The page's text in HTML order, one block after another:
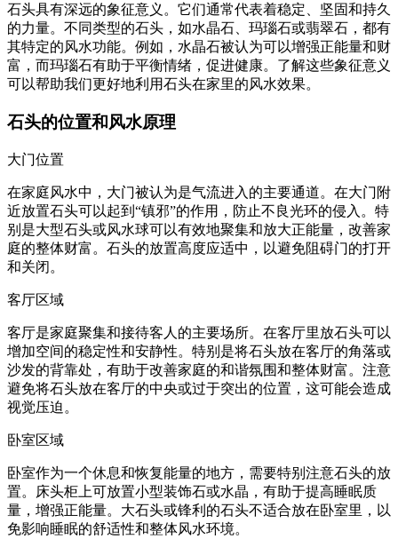
石头具有深远的象征意义。它们通常代表着稳定、坚固和持久
的力量。不同类型的石头，如水晶石、玛瑙石或翡翠石，都有
其特定的风水功能。例如，水晶石被认为可以增强正能量和财
富，而玛瑙石有助于平衡情绪，促进健康。了解这些象征意义
可以帮助我们更好地利用石头在家里的风水效果。
石头的位置和风水原理
大门位置
在家庭风水中，大门被认为是气流进入的主要通道。在大门附
近放置石头可以起到“镇邪”的作用，防止不良光环的侵入。特
别是大型石头或风水球可以有效地聚集和放大正能量，改善家
庭的整体财富。石头的放置高度应适中，以避免阻碍门的打开
和关闭。
客厅区域
客厅是家庭聚集和接待客人的主要场所。在客厅里放石头可以
增加空间的稳定性和安静性。特别是将石头放在客厅的角落或
沙发的背靠处，有助于改善家庭的和谐氛围和整体财富。注意
避免将石头放在客厅的中央或过于突出的位置，这可能会造成
视觉压迫。
卧室区域
卧室作为一个休息和恢复能量的地方，需要特别注意石头的放
置。床头柜上可放置小型装饰石或水晶，有助于提高睡眠质
量，增强正能量。大石头或锋利的石头不适合放在卧室里，以
免影响睡眠的舒适性和整体风水环境。